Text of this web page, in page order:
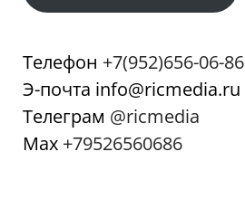
Телефон +7(952)656-06-86
Э-почта info@ricmedia.ru
Телеграм @ricmedia
Мах +79526560686